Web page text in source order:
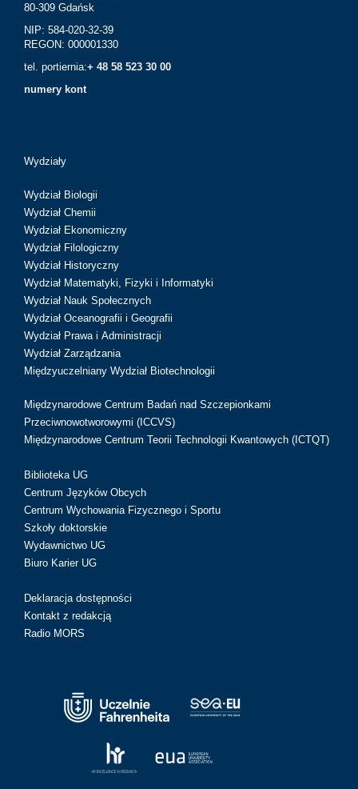
80-309 Gdańsk
NIP: 584-020-32-39
REGON: 000001330
tel. portiernia:+ 48 58 523 30 00
numery kont
Wydziały
Wydział Biologii
Wydział Chemii
Wydział Ekonomiczny
Wydział Filologiczny
Wydział Historyczny
Wydział Matematyki, Fizyki i Informatyki
Wydział Nauk Społecznych
Wydział Oceanografii i Geografii
Wydział Prawa i Administracji
Wydział Zarządzania
Międzyuczelniany Wydział Biotechnologii
Międzynarodowe Centrum Badań nad Szczepionkami
Przeciwnowotworowymi (ICCVS)
Międzynarodowe Centrum Teorii Technologii Kwantowych (ICTQT)
Biblioteka UG
Centrum Języków Obcych
Centrum Wychowania Fizycznego i Sportu
Szkoły doktorskie
Wydawnictwo UG
Biuro Karier UG
Deklaracja dostępności
Kontakt z redakcją
Radio MORS